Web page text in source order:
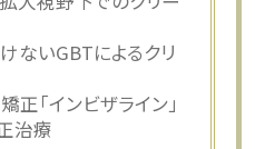
ないGBTによるクリ
「インビザライン」
治療